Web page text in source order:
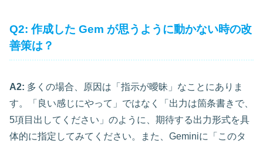
Q2: 作成した Gem が思うように動かない時の改
善策は？
A2: 多くの場合、原因は「指示が曖昧」なことにありま
す。「良い感じにやって」ではなく「出力は箇条書きで、
5項目出してください」のように、期待する出力形式を具
体的に指定してみてください。また、Geminiに「このタ